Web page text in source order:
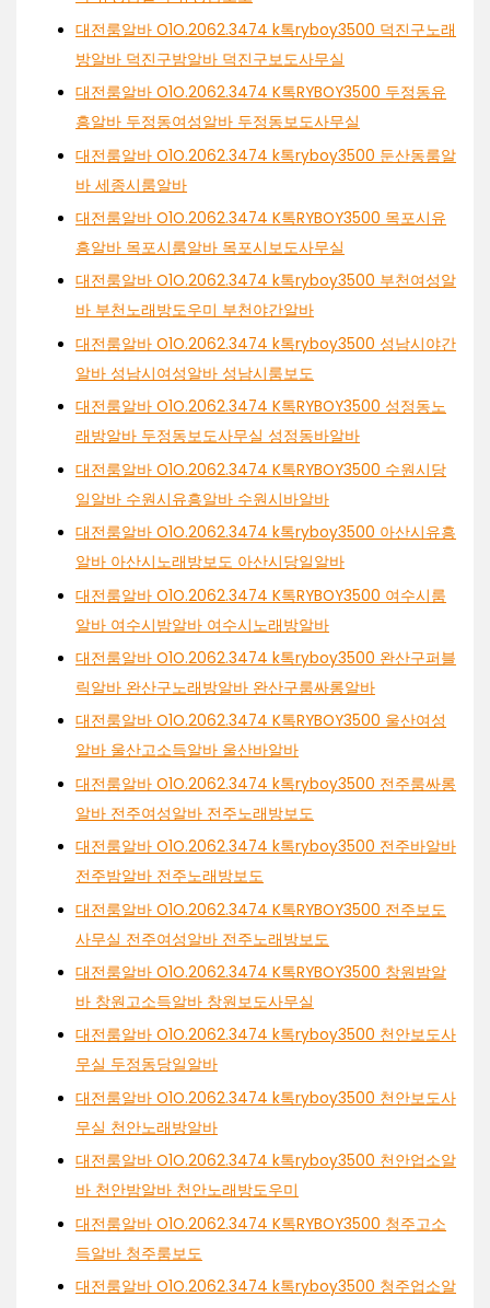
대전룸알바 O1O.2062.3474 k톡ryboy3500 덕진구노래
방알바 덕진구밤알바 덕진구보도사무실
대전룸알바 O1O.2062.3474 K톡RYBOY3500 두정동유
흥알바 두정동여성알바 두정동보도사무실
대전룸알바 O1O.2062.3474 k톡ryboy3500 둔산동룸알
바 세종시룸알바
대전룸알바 O1O.2062.3474 K톡RYBOY3500 목포시유
흥알바 목포시룸알바 목포시보도사무실
대전룸알바 O1O.2062.3474 k톡ryboy3500 부천여성알
바 부천노래방도우미 부천야간알바
대전룸알바 O1O.2062.3474 k톡ryboy3500 성남시야간
알바 성남시여성알바 성남시룸보도
대전룸알바 O1O.2062.3474 K톡RYBOY3500 성정동노
래방알바 두정동보도사무실 성정동바알바
대전룸알바 O1O.2062.3474 K톡RYBOY3500 수원시당
일알바 수원시유흥알바 수원시바알바
대전룸알바 O1O.2062.3474 k톡ryboy3500 아산시유흥
알바 아산시노래방보도 아산시당일알바
대전룸알바 O1O.2062.3474 K톡RYBOY3500 여수시룸
알바 여수시밤알바 여수시노래방알바
대전룸알바 O1O.2062.3474 k톡ryboy3500 완산구퍼블
릭알바 완산구노래방알바 완산구룸싸롱알바
대전룸알바 O1O.2062.3474 K톡RYBOY3500 울산여성
알바 울산고소득알바 울산바알바
대전룸알바 O1O.2062.3474 k톡ryboy3500 전주룸싸롱
알바 전주여성알바 전주노래방보도
대전룸알바 O1O.2062.3474 k톡ryboy3500 전주바알바
전주밤알바 전주노래방보도
대전룸알바 O1O.2062.3474 K톡RYBOY3500 전주보도
사무실 전주여성알바 전주노래방보도
대전룸알바 O1O.2062.3474 K톡RYBOY3500 창원밤알
바 창원고소득알바 창원보도사무실
대전룸알바 O1O.2062.3474 k톡ryboy3500 천안보도사
무실 두정동당일알바
대전룸알바 O1O.2062.3474 k톡ryboy3500 천안보도사
무실 천안노래방알바
대전룸알바 O1O.2062.3474 k톡ryboy3500 천안업소알
바 천안밤알바 천안노래방도우미
대전룸알바 O1O.2062.3474 K톡RYBOY3500 청주고소
득알바 청주룸보도
대전룸알바 O1O.2062.3474 k톡ryboy3500 청주업소알